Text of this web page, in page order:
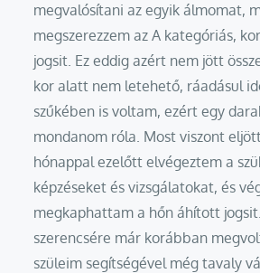
megvalósítani az egyik álmomat,
megszerezzem az A kategóriás,
jogsit. Ez eddig azért nem jött
kor alatt nem letehető, ráadásul
szűkében is voltam, ezért egy
mondanom róla. Most viszont
hónappal ezelőtt elvégeztem a
képzéseket és vizsgálatokat, és
megkaphattam a hőn áhított
szerencsére már korábban
szüleim segítségével még tavaly